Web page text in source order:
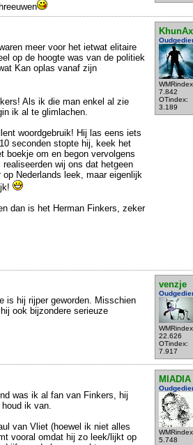
7.842
OTindex:
3.189
meer voor het ietwat elitaire
op de hoogte was van de politiek
Kan oplas vanaf zijn
Als ik die man enkel al zie
ik al te glimlachen.
woordgebruik! Hij las eens iets
seconden stopte hij, keek het
boekje om en begon vervolgens
wij ons dat hetgeen
Nederlands leek, maar eigenlijk
dan is het Herman Finkers, zeker
venzje
22.626
OTindex:
7.917
is hij rijper geworden. Misschien
ook bijzondere serieuze
MIADIA
5.748
was ik al fan van Finkers, hij
ik van.
van Vliet (hoewel ik niet alles
vooral omdat hij zo leek/lijkt op